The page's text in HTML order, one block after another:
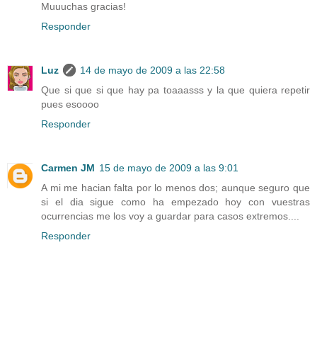
Muuuchas gracias!
Responder
Luz
14 de mayo de 2009 a las 22:58
Que si que si que hay pa toaaasss y la que quiera repetir
pues esoooo
Responder
Carmen JM 15 de mayo de 2009 a las 9:01
A mi me hacian falta por lo menos dos; aunque seguro que
si el dia sigue como ha empezado hoy con vuestras
ocurrencias me los voy a guardar para casos extremos....
Responder